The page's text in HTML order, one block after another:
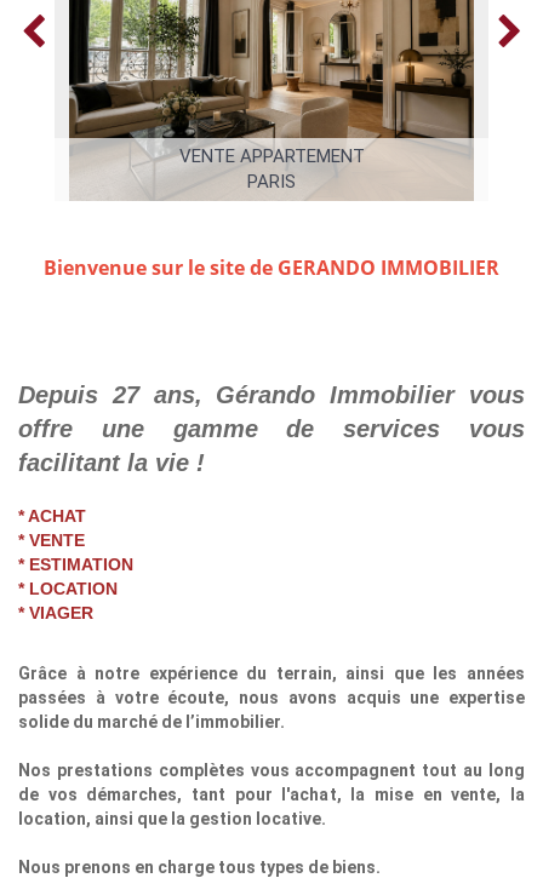
VENTE APPARTEMENT
PARIS
Bienvenue sur le site de GERANDO IMMOBILIER
Depuis 27 ans, Gérando Immobilier vous
offre une gamme de services vous
facilitant la vie !
* ACHAT
* VENTE
* ESTIMATION
* LOCATION
* VIAGER
Grâce à notre expérience du terrain, ainsi que les années
passées à votre écoute, nous avons acquis une expertise
solide du marché de l’immobilier.
Nos prestations complètes vous accompagnent tout au long
de vos démarches, tant pour l'achat, la mise en vente, la
location, ainsi que la gestion locative.
Nous prenons en charge tous types de biens.